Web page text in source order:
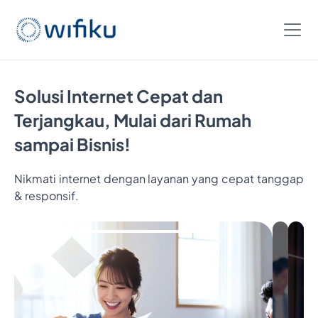
Solusi Internet Cepat dan
Terjangkau, Mulai dari Rumah
sampai Bisnis!
Nikmati internet dengan layanan yang cepat tanggap
& responsif.
Bayar
Bulan,
Nikmatin
Bulan
Internetan
Cukup
Bayar